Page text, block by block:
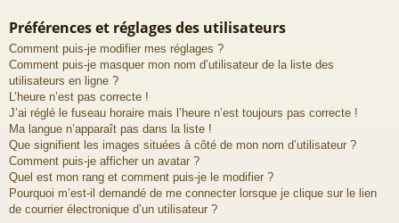
Préférences et réglages des utilisateurs
Comment puis-je modifier mes réglages ?
Comment puis-je masquer mon nom d’utilisateur de la liste des
utilisateurs en ligne ?
L’heure n’est pas correcte !
J’ai réglé le fuseau horaire mais l’heure n’est toujours pas correcte !
Ma langue n’apparaît pas dans la liste !
Que signifient les images situées à côté de mon nom d’utilisateur ?
Comment puis-je afficher un avatar ?
Quel est mon rang et comment puis-je le modifier ?
Pourquoi m’est-il demandé de me connecter lorsque je clique sur le lien
de courrier électronique d’un utilisateur ?